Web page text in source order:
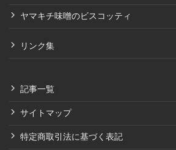
ヤマキチ味噌のビスコッティ
リンク集
記事一覧
サイトマップ
特定商取引法に基づく表記